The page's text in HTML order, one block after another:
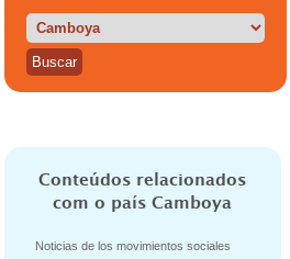
Conteúdos relacionados
com o paísCamboya
Noticias de los movimientos sociales